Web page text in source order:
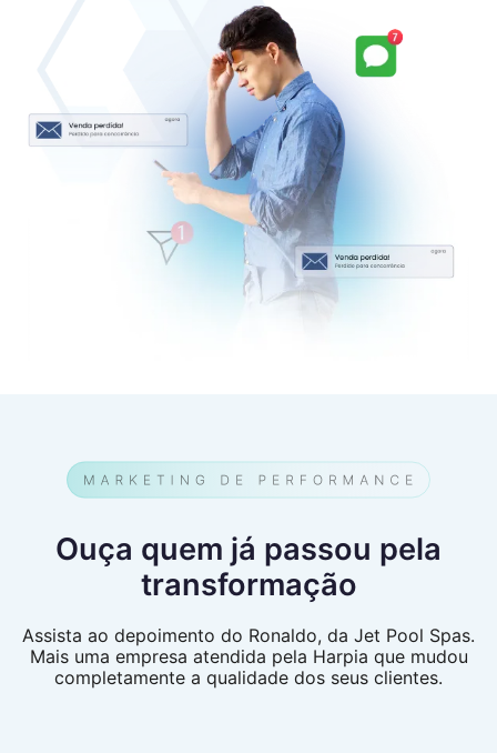
Ouça quem já passou pela
transformação
Assista ao depoimento do Ronaldo, da Jet Pool Spas.
Mais uma empresa atendida pela Harpia que mudou
completamente a qualidade dos seus clientes.